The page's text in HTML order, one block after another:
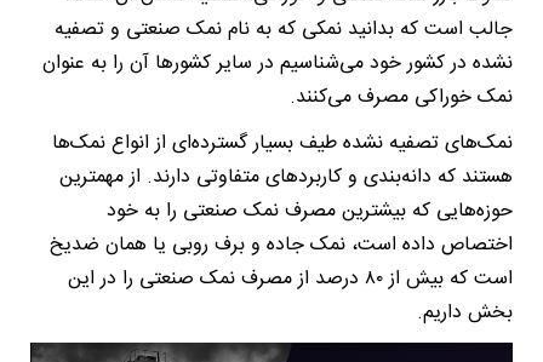
جالب است که بدانید نمکی که به نام نمک صنعتی و تصفیه
نشده در کشور خود می‌شناسیم در سایر کشورها آن را به عنوان
نمک خوراکی مصرف ‌می‌کنند.
نمک‌های تصفیه نشده طیف بسیار گسترده‌ای از انواع نمک‌ها
هستند که دانه‌بندی و کاربردهای متفاوتی دارند. از مهمترین
حوزه‌هایی که بیشترین مصرف نمک صنعتی را به خود
اختصاص داده است، نمک جاده و برف روبی یا همان ضدیخ
است که بیش از ۸۰ درصد از مصرف نمک صنعتی را در این
بخش داریم.